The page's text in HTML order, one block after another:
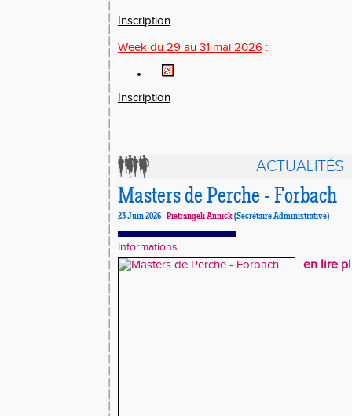
Inscription
Week du 29 au 31 mai 2026 :
Inscription
ACTUALITÉS
Masters de Perche - Forbach
23 Juin 2026 -Pietrangeli Annick(Secrétaire Administrative)
Informations
en lire